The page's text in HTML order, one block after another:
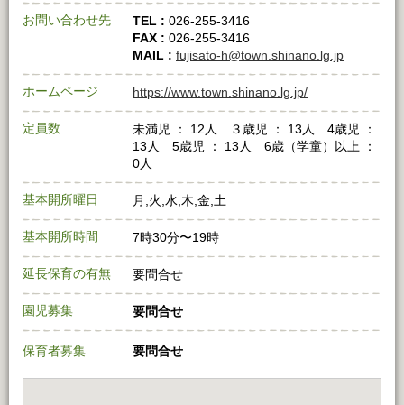
お問い合わせ先 TEL : 026-255-3416
FAX : 026-255-3416
MAIL : fujisato-h@town.shinano.lg.jp
ホームページ https://www.town.shinano.lg.jp/
定員数
未満児 ： 12人 ３歳児 ： 13人 4歳児 ：
13人 5歳児 ： 13人 6歳（学童）以上 ：
0人
基本開所曜日 月,火,水,木,金,土
基本開所時間 7時30分〜19時
延長保育の有無 要問合せ
園児募集 要問合せ
保育者募集 要問合せ